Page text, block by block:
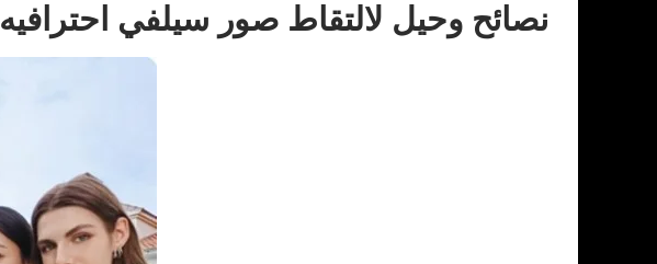
نصائح وحيل لالتقاط صور سيلفي احترافيه